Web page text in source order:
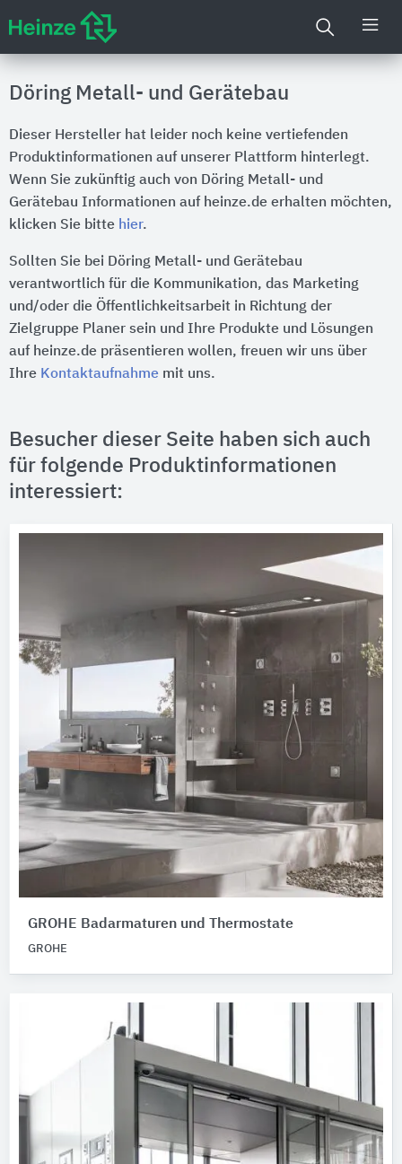
Döring Metall- und Gerätebau
Dieser Hersteller hat leider noch keine vertiefenden
Produktinformationen auf unserer Plattform hinterlegt.
Wenn Sie zukünftig auch von Döring Metall- und
Gerätebau Informationen auf heinze.de erhalten möchten,
klicken Sie bitte hier.
Sollten Sie bei Döring Metall- und Gerätebau
verantwortlich für die Kommunikation, das Marketing
und/oder die Öffentlichkeitsarbeit in Richtung der
Zielgruppe Planer sein und Ihre Produkte und Lösungen
auf heinze.de präsentieren wollen, freuen wir uns über
Ihre Kontaktaufnahme mit uns.
Besucher dieser Seite haben sich auch
für folgende Produktinformationen
interessiert:
GROHE Badarmaturen und Thermostate
GROHE